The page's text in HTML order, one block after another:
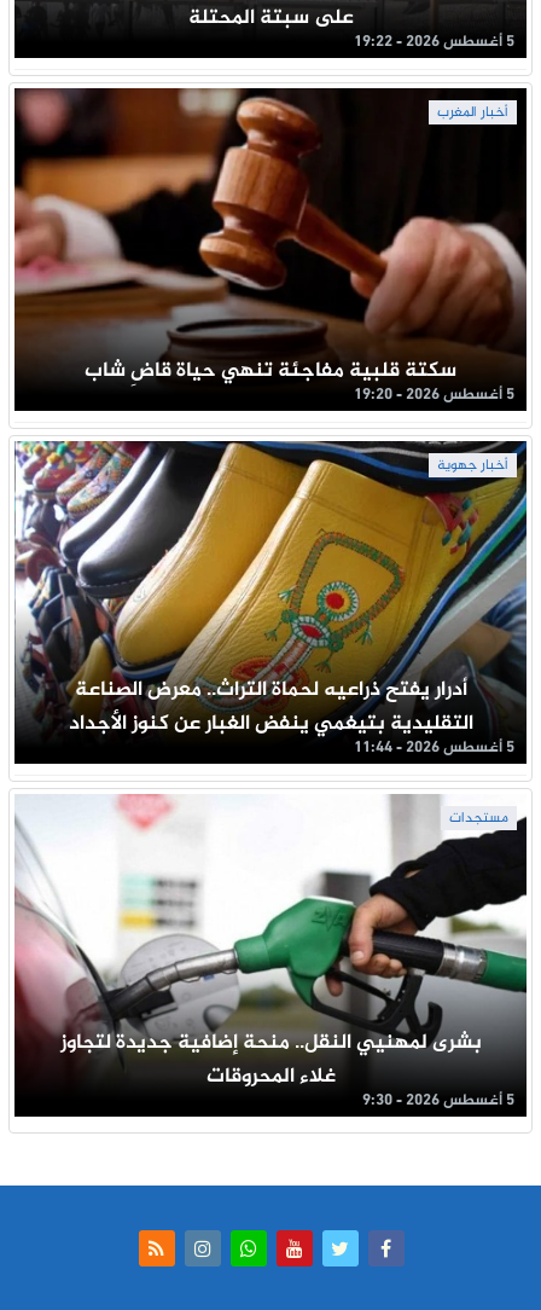
على سبتة المحتلة
5 أغسطس 2026 - 19:22
أخبار المغرب
سكتة قلبية مفاجئة تنهي حياة قاضِ شاب
5 أغسطس 2026 - 19:20
أخبار جهوية
أدرار يفتح ذراعيه لحماة التراث.. معرض الصناعة
التقليدية بتيغمي ينفض الغبار عن كنوز الأجداد
5 أغسطس 2026 - 11:44
مستجدات
بشرى لمهنيي النقل.. منحة إضافية جديدة لتجاوز
غلاء المحروقات
5 أغسطس 2026 - 9:30